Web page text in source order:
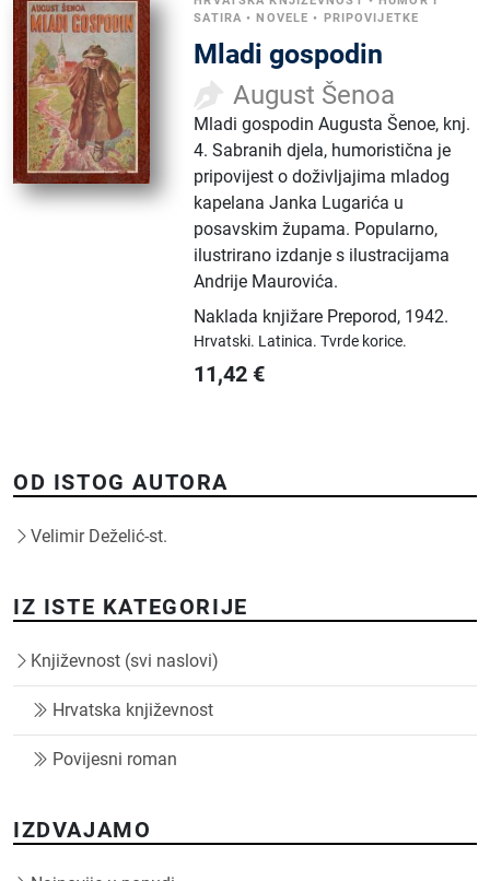
SATIRA •NOVELE • PRIPOVIJETKE
Mladi gospodin
August Šenoa
Mladi gospodin Augusta Šenoe, knj.
4. Sabranih djela, humoristična je
pripovijest o doživljajima mladog
kapelana Janka Lugarića u
posavskim župama. Popularno,
ilustrirano izdanje s ilustracijama
Andrije Maurovića.
Naklada knjižare Preporod, 1942.
Hrvatski. Latinica.Tvrde korice.
11,42 €
OD ISTOG AUTORA
Velimir Deželić-st.
IZ ISTE KATEGORIJE
Književnost (svi naslovi)
Hrvatska književnost
Povijesni roman
IZDVAJAMO